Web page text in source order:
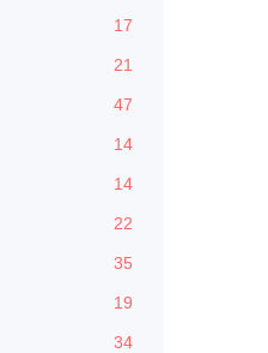
17
21
47
14
14
22
35
19
34